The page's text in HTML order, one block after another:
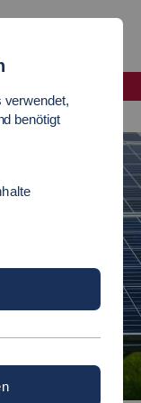
(B. Eng.)
verwendet,
benötigt